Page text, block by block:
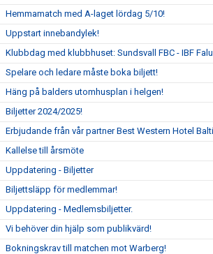
Hemmamatch med A-laget lördag 5/10!
Uppstart innebandylek!
Klubbdag med klubbhuset: Sundsvall FBC - IBF
Spelare och ledare måste boka biljett!
Häng på balders utomhusplan i helgen!
Biljetter 2024/2025!
Erbjudande från vår partner Best Western Hotel
Kallelse till årsmöte
Uppdatering - Biljetter
Biljettsläpp för medlemmar!
Uppdatering - Medlemsbiljetter.
Vi behöver din hjälp som publikvärd!
Bokningskrav till matchen mot Warberg!